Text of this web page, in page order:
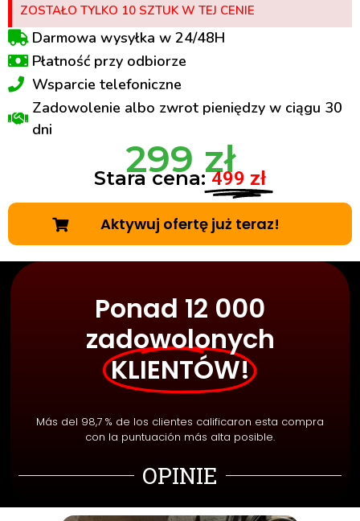
ZOSTAŁO TYLKO 10 SZTUK W TEJ CENIE
Darmowa wysyłka w 24/48H
Płatność przy odbiorze
Wsparcie telefoniczne
Zadowolenie albo zwrot pieniędzy w ciągu 30
dni
299 zł
Stara cena: 499 zł
Aktywuj ofertę już teraz!
Ponad 12 000
zadowolonych
KLIENTÓW!
Más del 98,7 % de los clientes calificaron esta compra
con la puntuación más alta posible.
OPINIE